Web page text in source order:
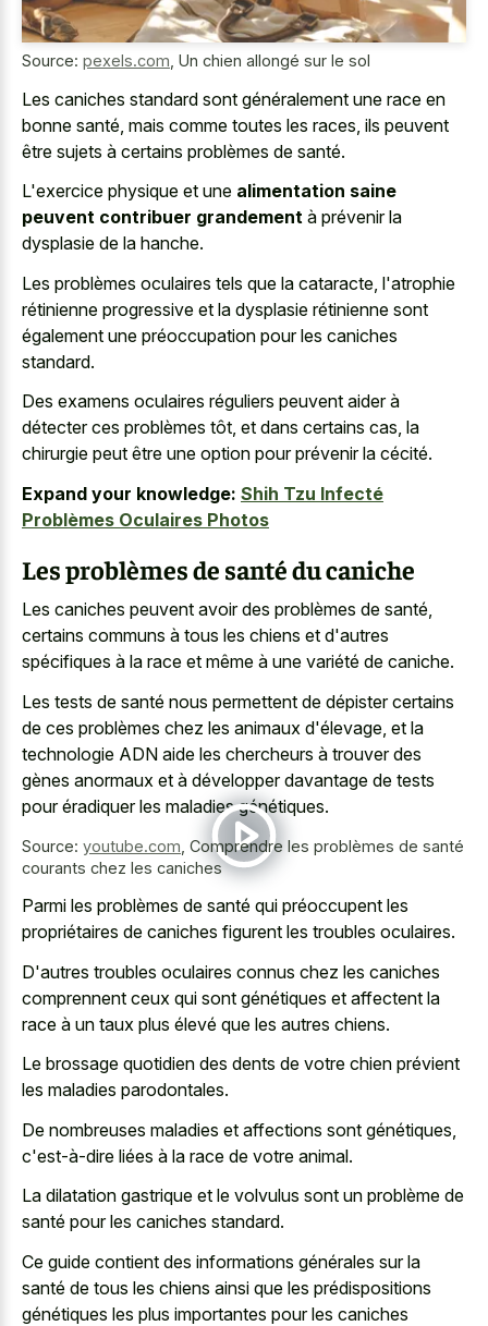
Source: pexels.com Un chien allongé sur le sol
Les caniches standard sont généralement une race en
bonne santé, mais comme toutes les races, ils peuvent
être sujets à certains problèmes de santé.
L'exercice physique et une alimentation saine
peuvent contribuer grandement à prévenir la
dysplasie de la hanche.
Les problèmes oculaires tels que la cataracte, l'atrophie
rétinienne progressive et la dysplasie rétinienne sont
également une préoccupation pour les caniches
standard.
Des examens oculaires réguliers peuvent aider à
détecter ces problèmes tôt, et dans certains cas, la
chirurgie peut être une option pour prévenir la cécité.
Expand your knowledge: Shih Tzu Infecté
Problèmes Oculaires Photos
Les problèmes de santé du caniche
Les caniches peuvent avoir des problèmes de santé,
certains communs à tous les chiens et d'autres
spécifiques à la race et même à une variété de caniche.
Les tests de santé nous permettent de dépister certains
de ces problèmes chez les animaux d'élevage, et la
technologie ADN aide les chercheurs à trouver des
gènes anormaux et à développer davantage de tests
pour éradiquer les maladies génétiques.
Source: youtube.com Comprendre les problèmes de santé
courants chez les caniches
Parmi les problèmes de santé qui préoccupent les
propriétaires de caniches figurent les troubles oculaires.
D'autres troubles oculaires connus chez les caniches
comprennent ceux qui sont génétiques et affectent la
race à un taux plus élevé que les autres chiens.
Le brossage quotidien des dents de votre chien prévient
les maladies parodontales.
De nombreuses maladies et affections sont génétiques,
c'est-à-dire liées à la race de votre animal.
La dilatation gastrique et le volvulus sont un problème de
santé pour les caniches standard.
Ce guide contient des informations générales sur la
santé de tous les chiens ainsi que les prédispositions
génétiques les plus importantes pour les caniches